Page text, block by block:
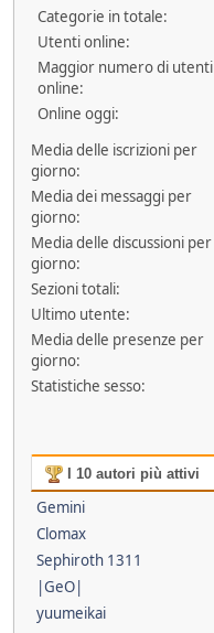
Categorie in totale:
Utenti online:
Maggior numero di utenti
online:
Online oggi:
Media delle iscrizioni per
giorno:
Media dei messaggi per
giorno:
Media delle discussioni per
giorno:
Sezioni totali:
Ultimo utente:
Media delle presenze per
giorno:
Statistiche sesso:
I 10 autori più attivi
Gemini
Clomax
Sephiroth 1311
|GeO|
yuumeikai